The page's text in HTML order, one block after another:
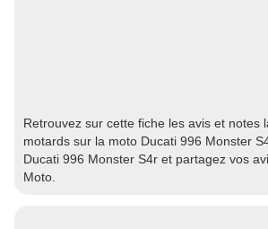
Retrouvez sur cette fiche les avis et notes
motards sur la moto Ducati 996 Monster
Ducati 996 Monster S4r et partagez vos
Moto.